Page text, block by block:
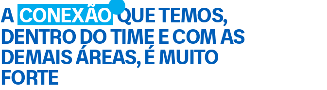
A CONEXÃOQUE TEMOS,
DENTRO DO TIME E COM AS
DEMAIS ÁREAS, É MUITO
FORTE